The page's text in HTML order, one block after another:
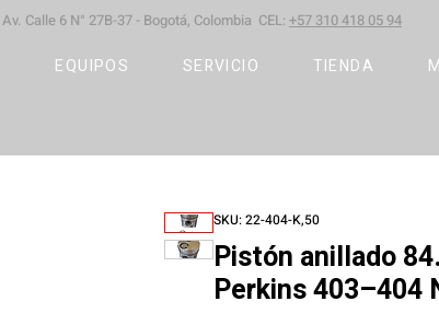
Av. Calle 6 N° 27B-37 - Bogotá, Colombia CEL: +57 310 418 05 94
EQUIPOS SERVICIO TIENDA
SKU: 22-404-K,50
Pistón anillado
Perkins 403–404